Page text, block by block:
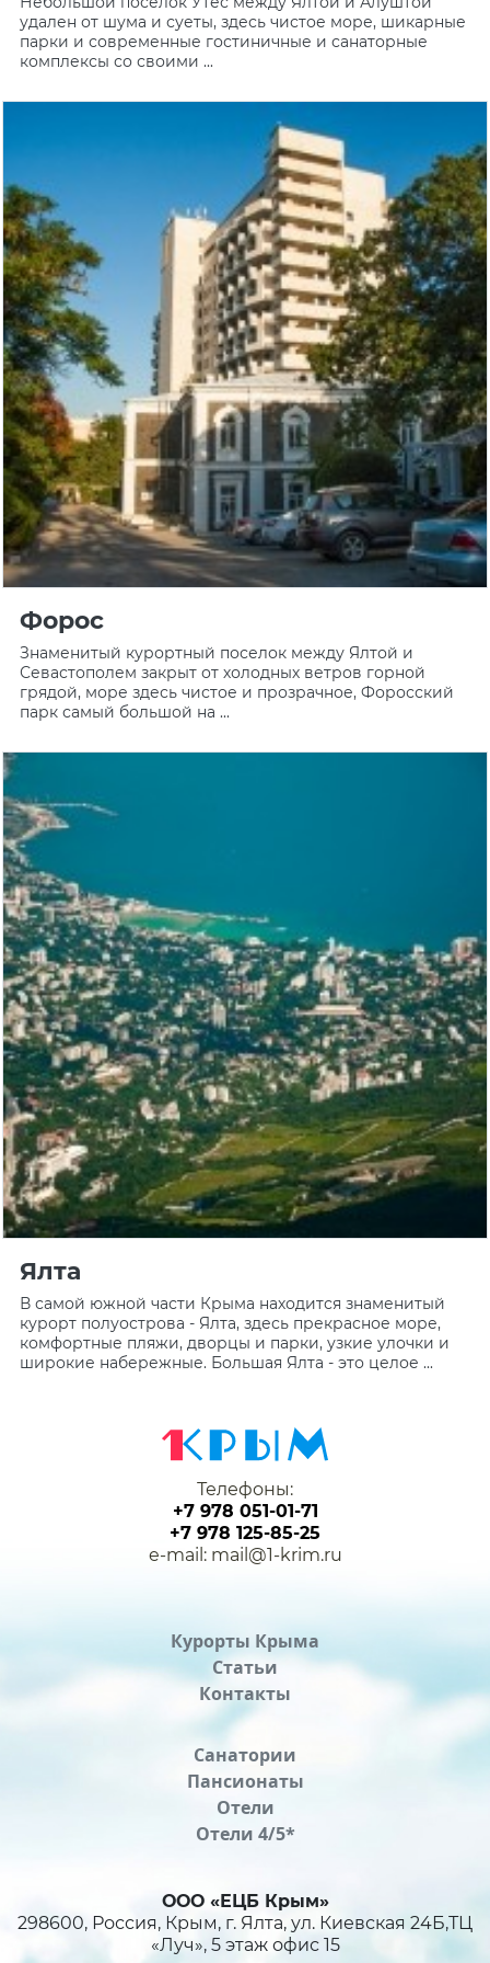
удален от шума и суеты, здесь чистое море, шикарные
парки и современные гостиничные и санаторные
комплексы со своими ...
Форос
Знаменитый курортный поселок между Ялтой и
Севастополем закрыт от холодных ветров горной
грядой, море здесь чистое и прозрачное, Форосский
парк самый большой на ...
Ялта
В самой южной части Крыма находится знаменитый
курорт полуострова - Ялта, здесь прекрасное море,
комфортные пляжи, дворцы и парки, узкие улочки и
широкие набережные. Большая Ялта - это целое ...
Курорты Крыма
Статьи
Контакты
Санатории
Пансионаты
Отели
Отели 4/5*
ООО «ЕЦБ Крым»
298600, Россия, Крым, г. Ялта, ул. Киевская 24Б,ТЦ
«Луч», 5 этаж офис 15
Телефоны:
+7 978 051-01-71
+7 978 125-85-25
e-mail: mail@1-krim.ru